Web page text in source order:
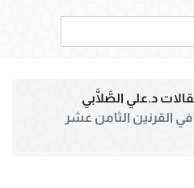
د.علي الصَّلَّابي
في القرنين الثامن عشر